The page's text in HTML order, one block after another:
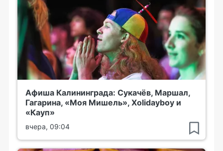
Афиша Калининграда: Сукачёв, Маршал,
Гагарина, «Моя Мишель», Xolidayboy и
«Кауп»
вчера, 09:04